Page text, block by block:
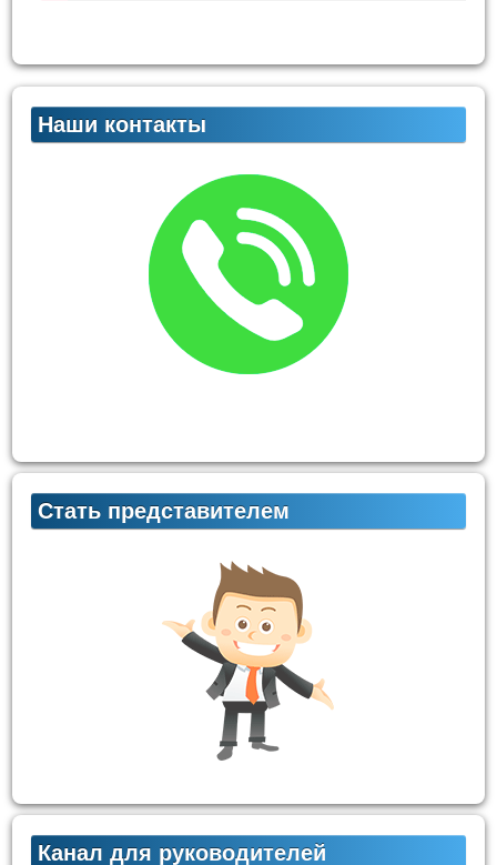
Наши контакты
Стать представителем
Канал для руководителей